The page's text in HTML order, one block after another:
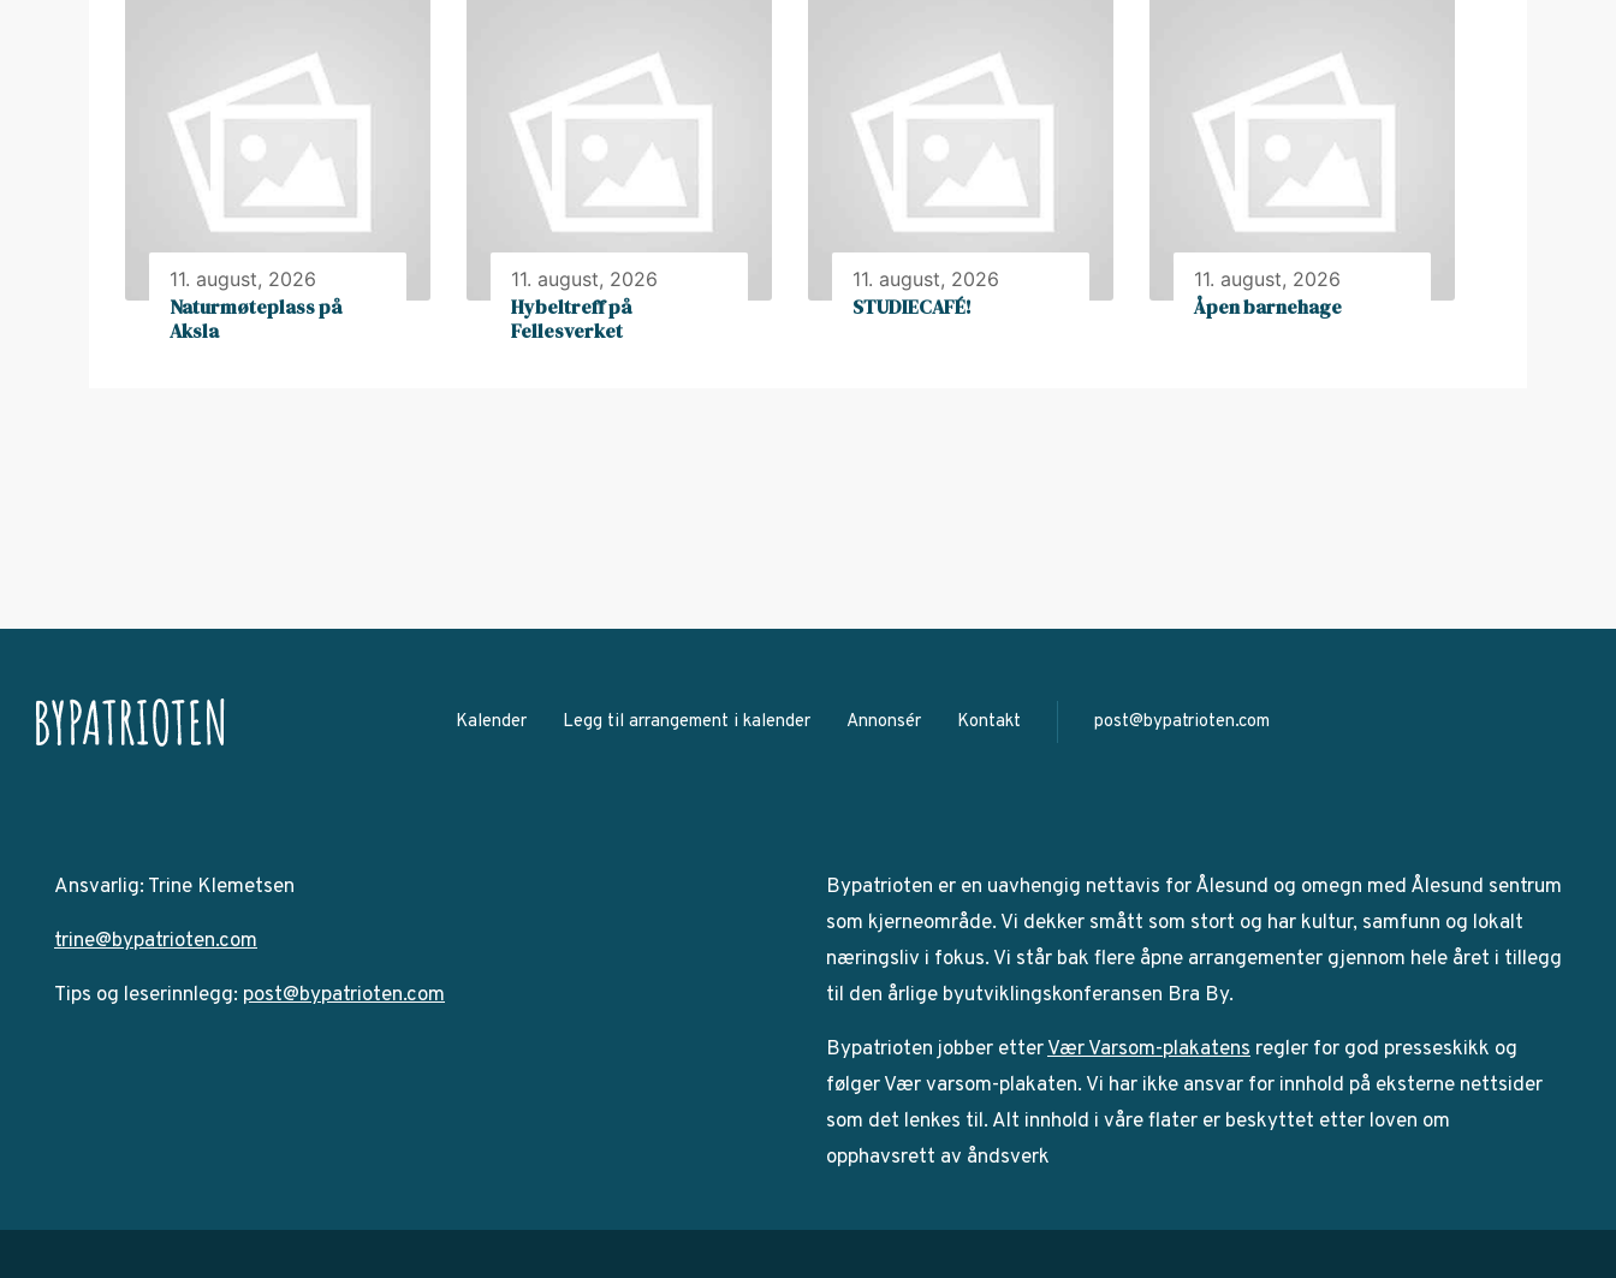
11. august, 2026
Naturmøteplass på
Aksla
11. august, 2026
Hybeltreff på
Fellesverket
11. august, 2026
STUDIECAFÉ!
11. august, 2026
Åpen barnehage
Kalender Legg til arrangement i kalender Annonsér Kontakt post@bypatrioten.com
Ansvarlig: Trine Klemetsen
trine@bypatrioten.com
Tips og leserinnlegg: post@bypatrioten.com
Bypatrioten er en uavhengig nettavis for Ålesund og omegn med Ålesund sentrum
som kjerneområde. Vi dekker smått som stort og har kultur, samfunn og lokalt
næringsliv i fokus. Vi står bak flere åpne arrangementer gjennom hele året i tillegg
til den årlige byutviklingskonferansen Bra By.
Bypatrioten jobber etterVær Varsom-plakatens regler for god presseskikk og
følger Vær varsom-plakaten. Vi har ikke ansvar for innhold på eksterne nettsider
som det lenkes til. Alt innhold i våre flater er beskyttet etter loven om
opphavsrett av åndsverk